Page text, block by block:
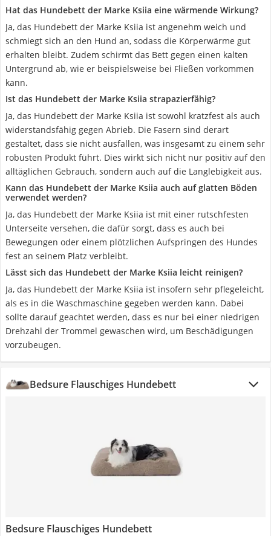
Hat das Hundebett der Marke Ksiia eine wärmende Wirkung?
Ja, das Hundebett der Marke Ksiia ist angenehm weich und
schmiegt sich an den Hund an, sodass die Körperwärme gut
erhalten bleibt. Zudem schirmt das Bett gegen einen kalten
Untergrund ab, wie er beispielsweise bei Fließen vorkommen
kann.
Ist das Hundebett der Marke Ksiia strapazierfähig?
Ja, das Hundebett der Marke Ksiia ist sowohl kratzfest als auch
widerstandsfähig gegen Abrieb. Die Fasern sind derart
gestaltet, dass sie nicht ausfallen, was insgesamt zu einem sehr
robusten Produkt führt. Dies wirkt sich nicht nur positiv auf den
alltäglichen Gebrauch, sondern auch auf die Langlebigkeit aus.
Kann das Hundebett der Marke Ksiia auch auf glatten Böden
verwendet werden?
Ja, das Hundebett der Marke Ksiia ist mit einer rutschfesten
Unterseite versehen, die dafür sorgt, dass es auch bei
Bewegungen oder einem plötzlichen Aufspringen des Hundes
fest an seinem Platz verbleibt.
Lässt sich das Hundebett der Marke Ksiia leicht reinigen?
Ja, das Hundebett der Marke Ksiia ist insofern sehr pflegeleicht,
als es in die Waschmaschine gegeben werden kann. Dabei
sollte darauf geachtet werden, dass es nur bei einer niedrigen
Drehzahl der Trommel gewaschen wird, um Beschädigungen
vorzubeugen.
Bedsure Flauschiges Hundebett
Bedsure Flauschiges Hundebett